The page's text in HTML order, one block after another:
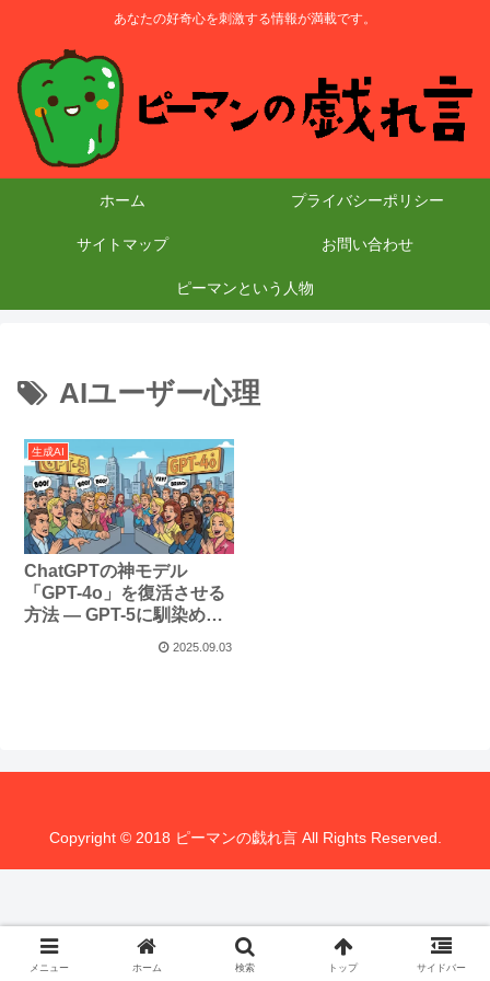
あなたの好奇心を刺激する情報が満載です。
ホーム プライバシーポリシー
サイトマップ お問い合わせ
ピーマンという人物
AIユーザー心理
生成AI
ChatGPTの神モデル
「GPT-4o」を復活させる
方法 ― GPT-5に馴染めな
2025.09.03
Copyright © 2018 ピーマンの戯れ言 All Rights Reserved.
メニュー ホーム 検索 トップ サイドバー